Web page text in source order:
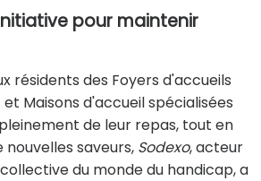
pour maintenir
résidents des Foyers d'accueils
et Maisons d'accueil spécialisées
de leur repas, tout en
saveurs, Sodexo, acteur
du monde du handicap, a